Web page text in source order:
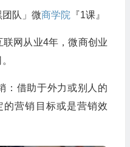
队」微商学院 『1课』
网从业4年，微商创业
：借助于外力或别人的
营销目标或是营销效